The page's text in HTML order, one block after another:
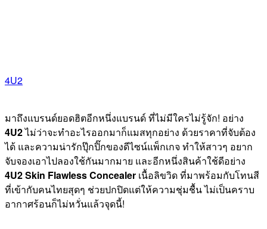
4U2
มาถึงแบรนด์ยอดฮิตอีกหนึ่งแบรนด์ ที่ไม่มีใครไม่รู้จัก! อย่าง
4U2ไม่ว่าจะทำอะไรออกมาก็แมสทุกอย่าง ด้วยราคาที่จับต้อง
ได้ และความน่ารักปุ๊กปิ๊กของดีไซน์แพ็กเกจ ทำให้สาวๆ อยาก
จับจองเอาไปลองใช้กันมากมาย และอีกหนึ่งสินค้าใช้ดีอย่าง
4U2 Skin Flawless Concealer เนื้อลิขวิด ที่มาพร้อมกับโทนสี
ที่เข้ากับคนไทยสุดๆ ช่วยปกปิดแต่ให้ความชุ่มชื้น ไม่เป็นคราบ
อากาศร้อนก็ไม่หวั่นแล้วจุดนี้!